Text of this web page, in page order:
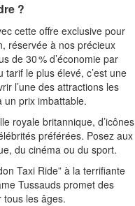
?
cette offre exclusive pour
réservée à nos précieux
de 30 % d’économie par
le plus élevé, c’est une
l’une des attractions les
un prix imbattable.
royale britannique, d’icônes
préférées. Posez aux
du cinéma ou du sport.
Taxi Ride” à la terrifiante
Tussauds promet des
tous les âges.